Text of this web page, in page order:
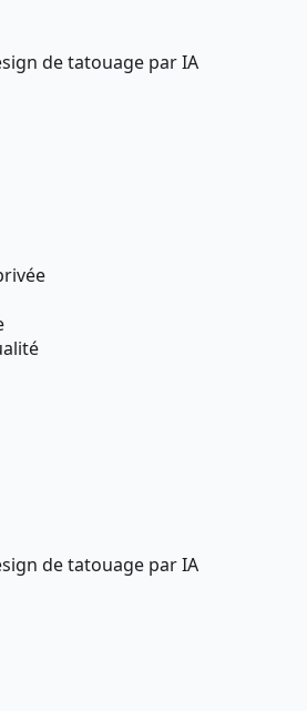
de tatouage par IA
de tatouage par IA